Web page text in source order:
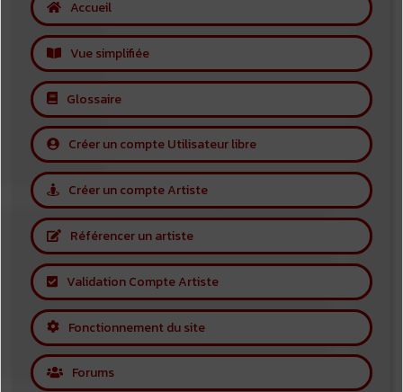
Accueil
Vue simplifiée
Glossaire
Créer un compte Utilisateur libre
Créer un compte Artiste
Référencer un artiste
Validation Compte Artiste
Fonctionnement du site
Forums